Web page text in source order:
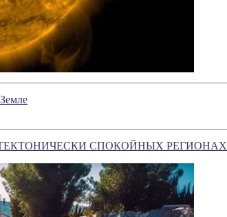
СПОКОЙНЫХ РЕГИОНАХ